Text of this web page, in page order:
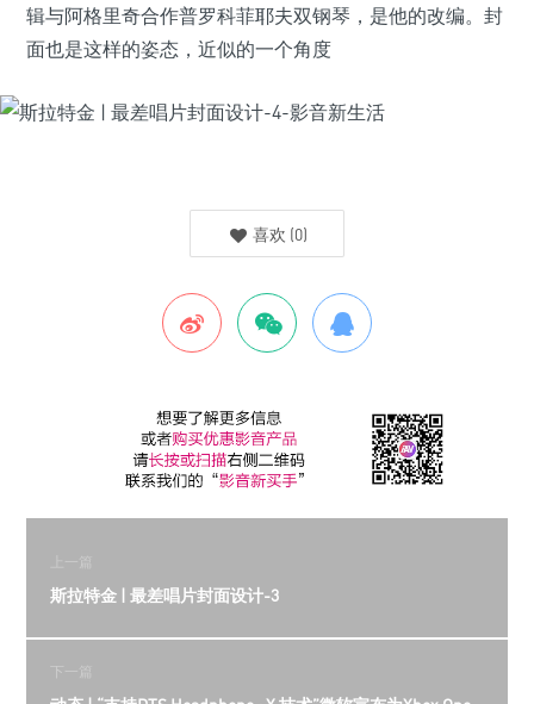
辑与阿格里奇合作普罗科菲耶夫双钢琴，是他的改编。封
面也是这样的姿态，近似的一个角度
喜欢 (0)
上一篇
斯拉特金 | 最差唱片封面设计-3
下一篇